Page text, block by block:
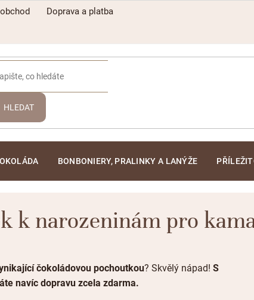
Doprava a platba
HLEDAT
BONBONIERY, PRALINKY A LANÝŽE
k narozeninám pro
čokoládovou pochoutkou? Skvělý nápad! S
navíc dopravu zcela zdarma.